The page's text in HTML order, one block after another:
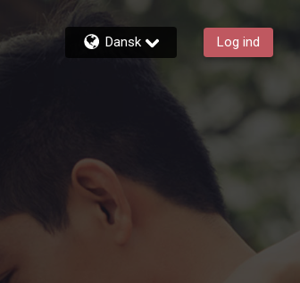
Dansk Log ind